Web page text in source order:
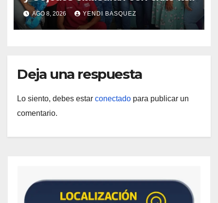
Semana Mundial de la Lactancia
Materna
AGO 8, 2026 YENDI BASQUEZ
Deja una respuesta
Lo siento, debes estar conectado para publicar un
comentario.